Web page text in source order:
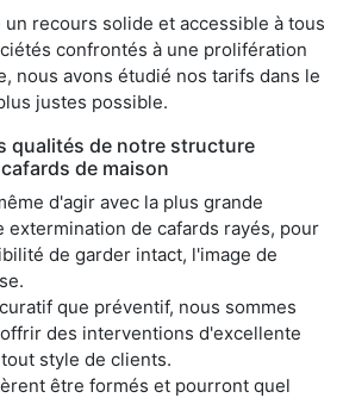
recours solide et accessible à tous
confrontés à une prolifération
nous avons étudié nos tarifs dans le
justes possible.
qualités de notre structure
de maison
d'agir avec la plus grande
de cafards rayés, pour
de garder intact, l'image de
que préventif, nous sommes
des interventions d'excellente
style de clients.
être formés et pourront quel